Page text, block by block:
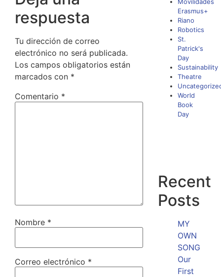
respuesta
Tu dirección de correo
electrónico no será publicada.
Los campos obligatorios están
marcados con *
Comentario *
Nombre *
Correo electrónico *
Movilidades
Erasmus+
Riano
Robotics
St.
Patrick's
Day
Sustainability
Theatre
World
Book
Day
Recent
Posts
MY
OWN
SONG
Our
First